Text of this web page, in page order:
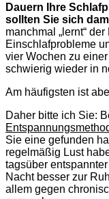
Dauern Ihre
sollten Sie sich
manchmal „lernt“
Einschlafprobleme
vier Wochen zu
schwierig wieder in
Am häufigsten ist
Daher bitte ich Sie:
Sie eine gefunden
regelmäßig Lust
tagsüber
Nacht besser zur
allem gegen